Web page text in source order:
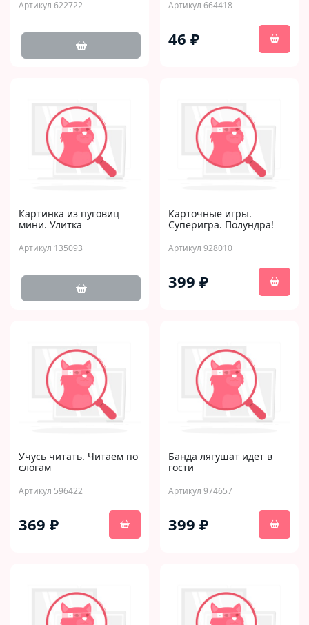
Артикул 622722 Артикул 664418
46 ₽
Картинка из пуговиц
мини. Улитка
Артикул 135093
Карточные игры.
Суперигра. Полундра!
Артикул 928010
399 ₽
Учусь читать. Читаем по
слогам
Артикул 596422
369 ₽
Банда лягушат идет в
гости
Артикул 974657
399 ₽